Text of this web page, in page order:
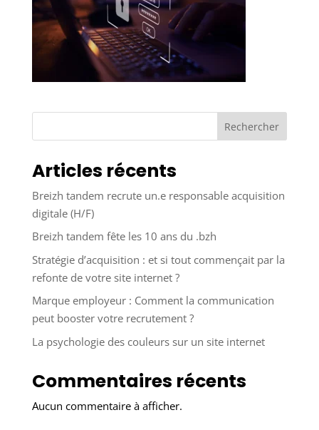
Rechercher
Articles récents
Breizh tandem recrute un.e responsable acquisition
digitale (H/F)
Breizh tandem fête les 10 ans du .bzh
Stratégie d’acquisition : et si tout commençait par la
refonte de votre site internet ?
Marque employeur : Comment la communication
peut booster votre recrutement ?
La psychologie des couleurs sur un site internet
Commentaires récents
Aucun commentaire à afficher.